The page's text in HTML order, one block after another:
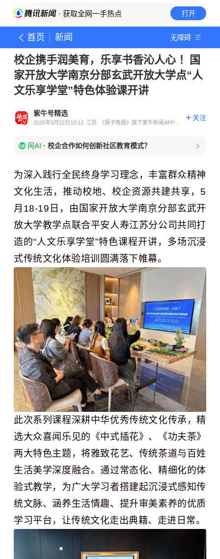
· 获取全网一手热点 打开
首页 新闻 无障碍
校企携手润美育，乐享书香沁人心 ！国
家开放大学南京分部玄武开放大学点“人
文乐享学堂”特色体验课开讲
紫牛号精选
2026年5月22日10:13 江苏
《扬子晚报》旗下紫牛新闻APP官
关注
问AI · 校企合作如何创新社区教育模式？
为深入践行全民终身学习理念，丰富群众精神
文化生活，推动校地、校企资源共建共享，5
月18-19日，由国家开放大学南京分部玄武开
放大学教学点联合平安人寿江苏分公司共同打
造的“人文乐享学堂”特色课程开讲，多场沉浸
式传统文化体验培训圆满落下帷幕。
此次系列课程深耕中华优秀传统文化传承，精
选大众喜闻乐见的《中式插花》、《功夫茶》
两大特色主题，将雅致花艺、传统茶道与百姓
生活美学深度融合。通过常态化、精细化的体
验式教学，为广大学习者搭建起沉浸式感知传
统文脉、涵养生活情趣、提升审美素养的优质
学习平台，让传统文化走出典籍、走进日常。